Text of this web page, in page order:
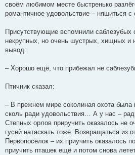
своём любимом месте быстренько
романтичное удовольствие – няшиться
Присутствующие вспомнили саблезубых
некрупных, но очень шустрых, хищных и
вывод:
– Хорошо ещё, что прибежал не
Птичник сказал:
– В прежнем мире соколиная охота была
сколь ради удовольствия… А у нас –
Степных орлов приручить оказалось не
гусей натаскать тоже. Возвращаться из
Первопосёлок – их приучить оказалось
приучить пташек ещё и потом снова